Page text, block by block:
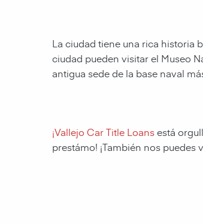
La ciudad tiene una rica historia
ciudad pueden visitar el Museo
antigua sede de la base naval
¡Vallejo Car Title Loansestá
prestámo! ¡También nos